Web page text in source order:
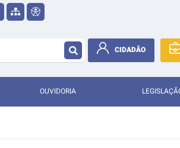
CIDADÃO
OUVIDORIA